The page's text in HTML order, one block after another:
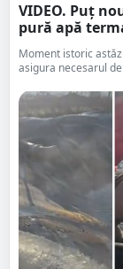
VIDEO. Puț
pură apă
Moment istoric
asigura necesarul